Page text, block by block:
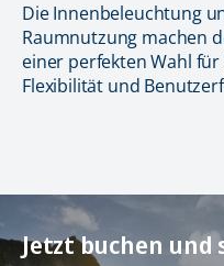
Die Innenbeleuchtung
Raumnutzung machen
einer perfekten Wahl
Flexibilität und
Jetzt buchen und